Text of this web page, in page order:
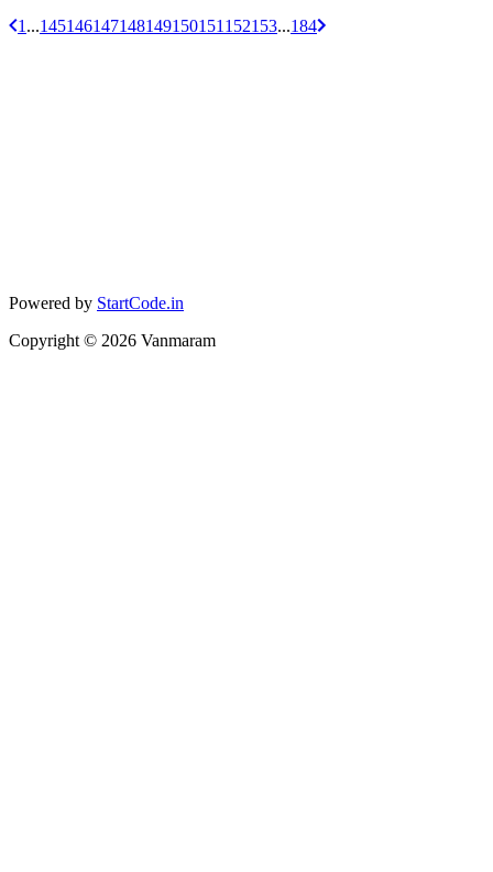
1 ...145146147148149150151 152153...184
Powered by StartCode.in
Copyright © 2026 Vanmaram